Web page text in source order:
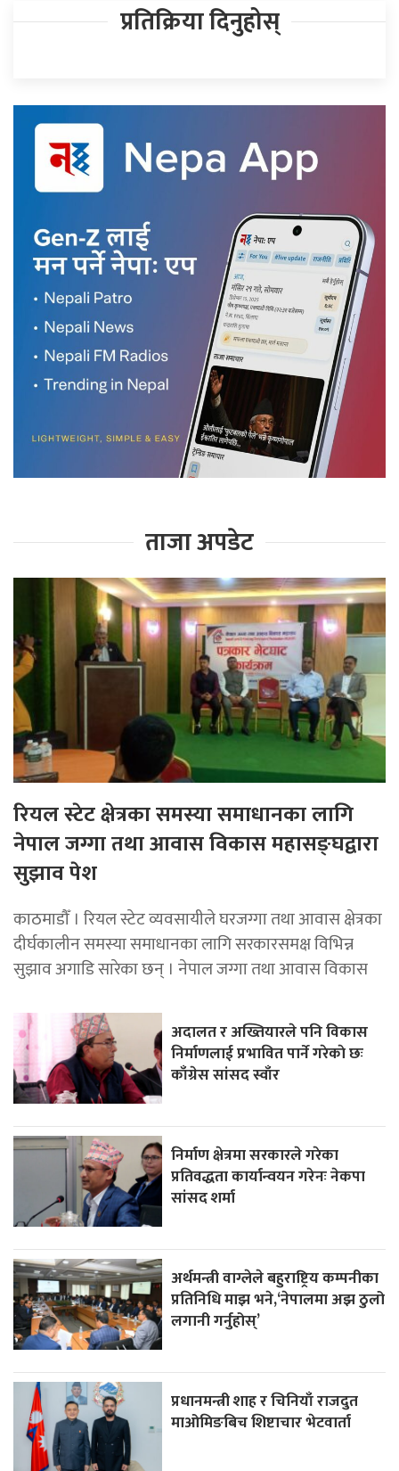
प्रतिक्रिया दिनुहोस्
ताजा अपडेट
रियल स्टेट क्षेत्रका समस्या समाधानका लागि
नेपाल जग्गा तथा आवास विकास महासङ्घद्वारा
सुझाव पेश
काठमाडौँ । रियल स्टेट व्यवसायीले घरजग्गा तथा आवास क्षेत्रका
दीर्घकालीन समस्या समाधानका लागि सरकारसमक्ष विभिन्न
सुझाव अगाडि सारेका छन् । नेपाल जग्गा तथा आवास विकास
अदालत र अख्तियारले पनि विकास
निर्माणलाई प्रभावित पार्ने गरेकाे छः
काँग्रेस सांसद स्वाँर
निर्माण क्षेत्रमा सरकारले गरेका
प्रतिवद्धता कार्यान्वयन गरेनः नेकपा
सांसद शर्मा
अर्थमन्त्री वाग्लेले बहुराष्ट्रिय कम्पनीका
प्रतिनिधि माझ भने,‘नेपालमा अझ ठुलो
लगानी गर्नुहोस्’
प्रधानमन्त्री शाह र चिनियाँ राजदुत
माओमिङबिच शिष्टाचार भेटवार्ता